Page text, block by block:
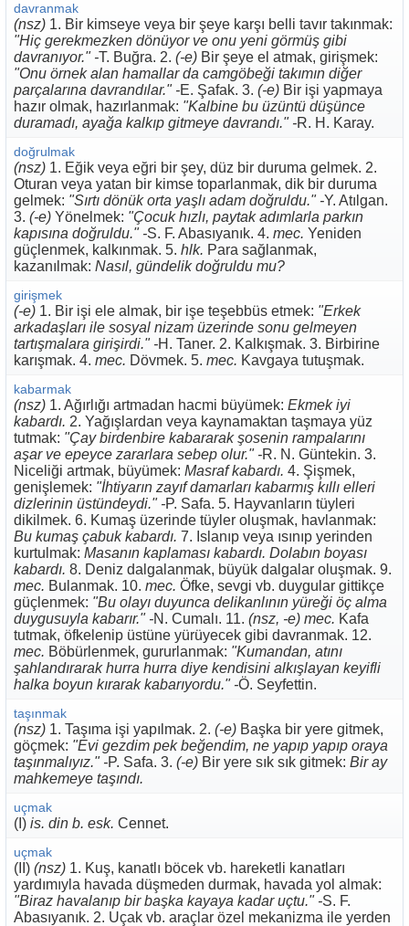
davranmak
(nsz) 1. Bir kimseye veya bir şeye karşı belli tavır takınmak:
"Hiç gerekmezken dönüyor ve onu yeni görmüş gibi
davranıyor." -T. Buğra. 2. (-e) Bir şeye el atmak, girişmek:
"Onu örnek alan hamallar da camgöbeği takımın diğer
parçalarına davrandılar." -E. Şafak. 3. (-e) Bir işi yapmaya
hazır olmak, hazırlanmak: "Kalbine bu üzüntü düşünce
duramadı, ayağa kalkıp gitmeye davrandı." -R. H. Karay.
doğrulmak
(nsz) 1. Eğik veya eğri bir şey, düz bir duruma gelmek. 2.
Oturan veya yatan bir kimse toparlanmak, dik bir duruma
gelmek: "Sırtı dönük orta yaşlı adam doğruldu." -Y. Atılgan.
3. (-e) Yönelmek: "Çocuk hızlı, paytak adımlarla parkın
kapısına doğruldu." -S. F. Abasıyanık. 4. mec. Yeniden
güçlenmek, kalkınmak. 5. hlk. Para sağlanmak,
kazanılmak: Nasıl, gündelik doğruldu mu?
girişmek
(-e) 1. Bir işi ele almak, bir işe teşebbüs etmek: "Erkek
arkadaşları ile sosyal nizam üzerinde sonu gelmeyen
tartışmalara girişirdi." -H. Taner. 2. Kalkışmak. 3. Birbirine
karışmak. 4. mec. Dövmek. 5. mec. Kavgaya tutuşmak.
kabarmak
(nsz) 1. Ağırlığı artmadan hacmi büyümek: Ekmek iyi
kabardı. 2. Yağışlardan veya kaynamaktan taşmaya yüz
tutmak: "Çay birdenbire kabararak şosenin rampalarını
aşar ve epeyce zararlara sebep olur." -R. N. Güntekin. 3.
Niceliği artmak, büyümek: Masraf kabardı. 4. Şişmek,
genişlemek: "İhtiyarın zayıf damarları kabarmış kıllı elleri
dizlerinin üstündeydi." -P. Safa. 5. Hayvanların tüyleri
dikilmek. 6. Kumaş üzerinde tüyler oluşmak, havlanmak:
Bu kumaş çabuk kabardı. 7. Islanıp veya ısınıp yerinden
kurtulmak: Masanın kaplaması kabardı. Dolabın boyası
kabardı. 8. Deniz dalgalanmak, büyük dalgalar oluşmak. 9.
mec. Bulanmak. 10. mec. Öfke, sevgi vb. duygular gittikçe
güçlenmek: "Bu olayı duyunca delikanlının yüreği öç alma
duygusuyla kabarır." -N. Cumalı. 11. (nsz, -e) mec. Kafa
tutmak, öfkelenip üstüne yürüyecek gibi davranmak. 12.
mec. Böbürlenmek, gururlanmak: "Kumandan, atını
şahlandırarak hurra hurra diye kendisini alkışlayan keyifli
halka boyun kırarak kabarıyordu." -Ö. Seyfettin.
taşınmak
(nsz) 1. Taşıma işi yapılmak. 2. (-e) Başka bir yere gitmek,
göçmek: "Evi gezdim pek beğendim, ne yapıp yapıp oraya
taşınmalıyız." -P. Safa. 3. (-e) Bir yere sık sık gitmek: Bir ay
mahkemeye taşındı.
uçmak
(I) is. din b. esk. Cennet.
uçmak
(II) (nsz) 1. Kuş, kanatlı böcek vb. hareketli kanatları
yardımıyla havada düşmeden durmak, havada yol almak:
"Biraz havalanıp bir başka kayaya kadar uçtu." -S. F.
Abasıyanık. 2. Uçak vb. araçlar özel mekanizma ile yerden